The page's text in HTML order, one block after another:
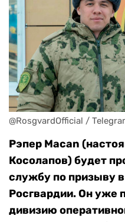
@RosgvardOfficial /
Рэпер Macan
Косолапов) будет
службу по призыву
Росгвардии. Он уже
дивизию